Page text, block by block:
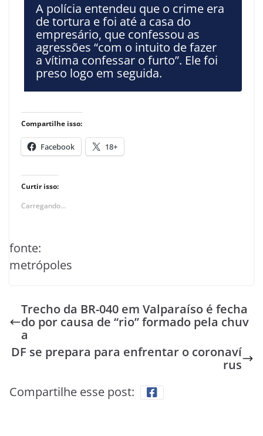
A polícia entendeu que o crime era
de tortura e foi até a casa do
empresário, que confessou as
agressões “com o intuito de fazer
a vítima confessar o furto”. Ele foi
preso logo em seguida.
Compartilhe isso:
Facebook 18+
Curtir isso:
Carregando...
fonte:
metrópoles
Trecho da BR-040 em Valparaíso é fecha
do por causa de “rio” formado pela chuv
a
DF se prepara para enfrentar o coronaví
rus
Compartilhe esse post: